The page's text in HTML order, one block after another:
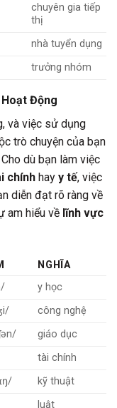
chuyên gia tiếp
thị
nhà tuyển dụng
trưởng nhóm
Động
và việc sử dụng
trò chuyện của bạn
dù bạn làm việc
chính hay y tế, việc
diễn đạt rõ ràng về
am hiểu về lĩnh vực
NGHĨA
y học
công nghệ
giáo dục
tài chính
kỹ thuật
luật